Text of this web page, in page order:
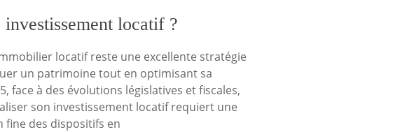
locatif ?
locatif reste une excellente stratégie
un patrimoine tout en optimisant sa
face à des évolutions législatives et fiscales,
son investissement locatif requiert une
fine des dispositifs en